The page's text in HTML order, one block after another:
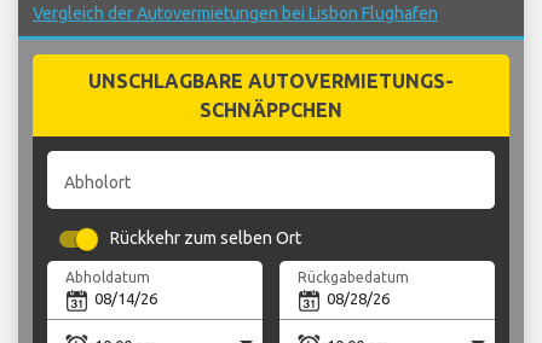
Vergleich der Autovermietungen bei Lisbon Flughafen
UNSCHLAGBARE AUTOVERMIETUNGS-
SCHNÄPPCHEN
Abholort
Rückkehr zum selben Ort
Abholdatum Rückgabedatum